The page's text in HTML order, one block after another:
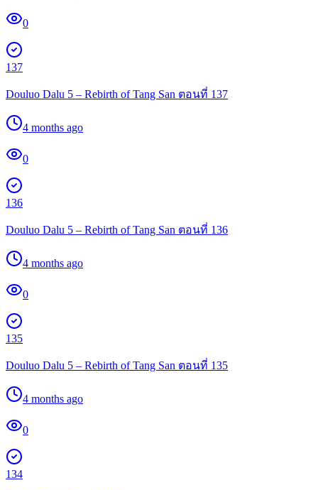
0
137
Douluo Dalu 5 – Rebirth of Tang San ตอนที่ 137
4 months ago
0
136
Douluo Dalu 5 – Rebirth of Tang San ตอนที่ 136
4 months ago
0
135
Douluo Dalu 5 – Rebirth of Tang San ตอนที่ 135
4 months ago
0
134